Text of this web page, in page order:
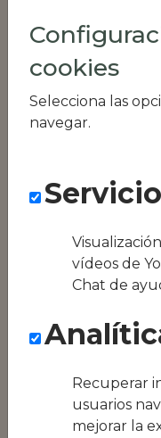
semanalmente
Factura única
Acceso individual
RR.HH
equipos híbridos
Conseguimos
oferta local de
ser
Restaurante Pio
cookies
Selecciona las
navegar.
vídeos de
Chat de
Recuperar
usuarios
mejorar la